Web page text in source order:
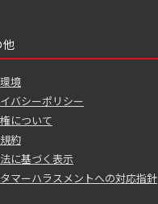
他
境
バシーポリシー
について
約
に基づく表示
マーハラスメントへの対応指針